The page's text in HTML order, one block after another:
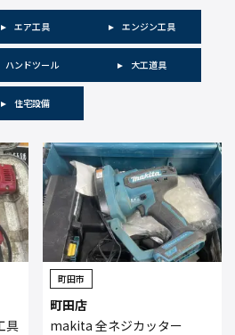
エア工具 エンジン工具
ハンドツール 大工道具
住宅設備
具
町田市
町田店
makita 全ネジカッター